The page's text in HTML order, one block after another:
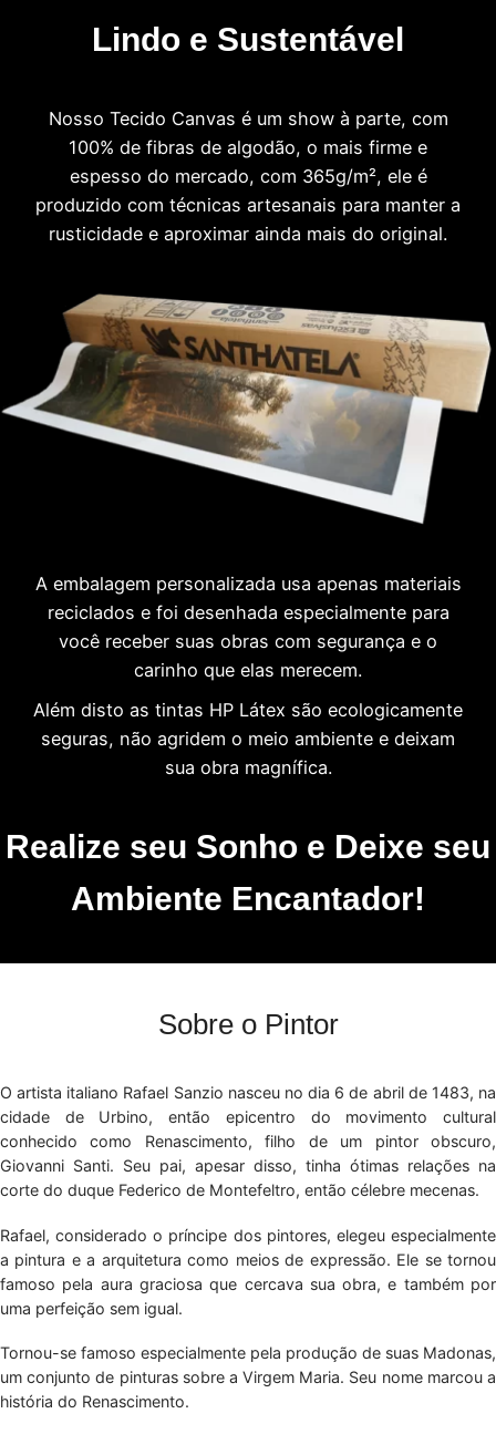
Lindo e Sustentável
Nosso Tecido Canvas é um show à parte, com
100% de fibras de algodão, o mais firme e
espesso do mercado, com 365g/m², ele é
produzido com técnicas artesanais para manter a
rusticidade e aproximar ainda mais do original.
A embalagem personalizada usa apenas materiais
reciclados e foi desenhada especialmente para
você receber suas obras com segurança e o
carinho que elas merecem.
Além disto as tintas HP Látex são ecologicamente
seguras, não agridem o meio ambiente e deixam
sua obra magnífica.
Realize seu Sonho e Deixe seu
Ambiente Encantador!
Sobre o Pintor
O artista italiano Rafael Sanzio nasceu no dia 6 de abril de 1483, na
cidade de Urbino, então epicentro do movimento cultural
conhecido como Renascimento, filho de um pintor obscuro,
Giovanni Santi. Seu pai, apesar disso, tinha ótimas relações na
corte do duque Federico de Montefeltro, então célebre mecenas.
Rafael, considerado o príncipe dos pintores, elegeu especialmente
a pintura e a arquitetura como meios de expressão. Ele se tornou
famoso pela aura graciosa que cercava sua obra, e também por
uma perfeição sem igual.
Tornou-se famoso especialmente pela produção de suas Madonas,
um conjunto de pinturas sobre a Virgem Maria. Seu nome marcou a
história do Renascimento.